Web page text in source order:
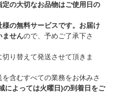
の大切なお品物はご使用日の
の無料サービスです。お届け
ませんので、予めご了承下さ
り替えて発送させて頂きま
含むすべての業務をお休みさ
によっては火曜日)の到着日をご